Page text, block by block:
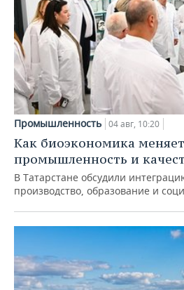
Промышленность 04 авг, 10:20
Как биоэкономика меняет
промышленность и
В Татарстане обсудили
производство, образование и